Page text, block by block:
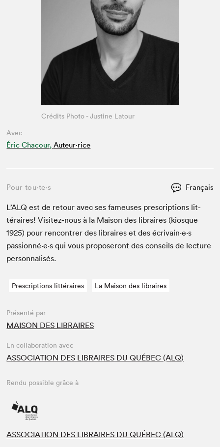
Avec
Éric Chacour, Auteur·rice
Crédits Photo - Justine Latour
Pour tou⋅te⋅s Français
L’ALQ est de retour avec ses fameuses pre­scrip­tions lit­
téraires! Vis­itez-nous à la Mai­son des libraires (kiosque
1925) pour ren­con­tr­er des libraires et des écrivain·e·s
passionné·e·s qui vous pro­poseront des con­seils de lec­ture
personnalisés.
Prescriptions littéraires La Maison des libraires
Présenté par
MAISON DES LIBRAIRES
En collaboration avec
ASSOCIATION DES LIBRAIRES DU QUÉBEC (ALQ)
Rendu possible grâce à
ASSOCIATION DES LIBRAIRES DU QUÉBEC (ALQ)